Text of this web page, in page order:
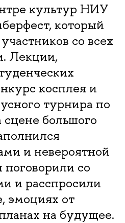
культур НИУ
который
со всех
Лекции,
косплея и
турнира по
большого
и невероятной
со
и расспросили
эмоциях от
на будущее.